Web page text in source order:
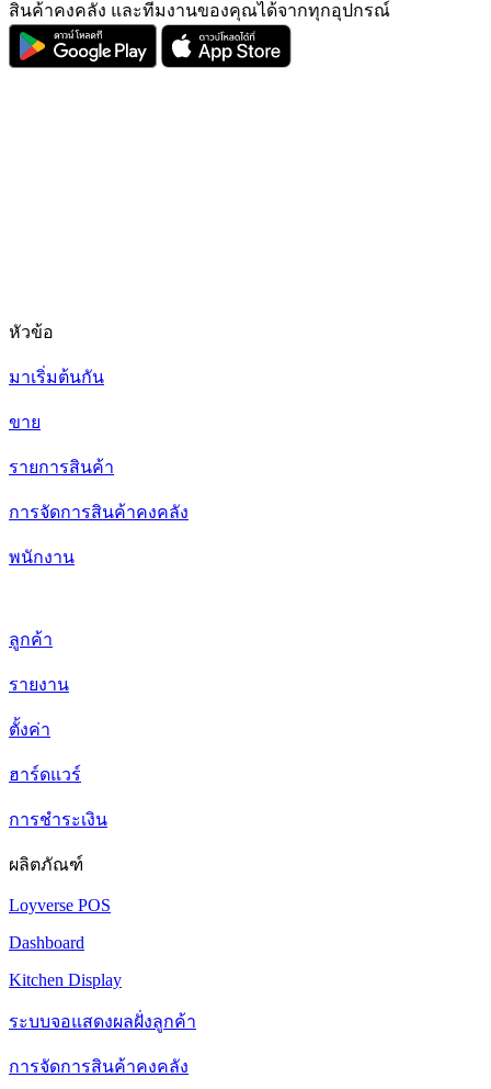
สินค้าคงคลัง และทีมงานของคุณได้จากทุกอุปกรณ์
หัวข้อ
มาเริ่มต้นกัน
ขาย
รายการสินค้า
การจัดการสินค้าคงคลัง
พนักงาน
ลูกค้า
รายงาน
ตั้งค่า
ฮาร์ดแวร์
การชำระเงิน
ผลิตภัณฑ์
Loyverse POS
Dashboard
Kitchen Display
ระบบจอแสดงผลฝั่งลูกค้า
การจัดการสินค้าคงคลัง